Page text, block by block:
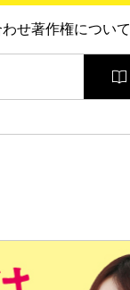
わせ著作権について